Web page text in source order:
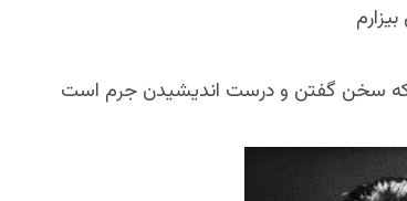
که سخن گفتن و درست اندیشیدن جرم است